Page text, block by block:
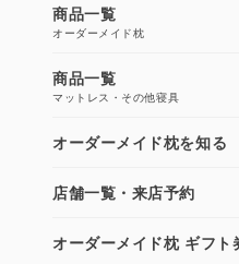
商品一覧
オーダーメイド枕
商品一覧
マットレス・その他寝具
オーダーメイド枕を知る
店舗一覧・来店予約
オーダーメイド枕 ギフト